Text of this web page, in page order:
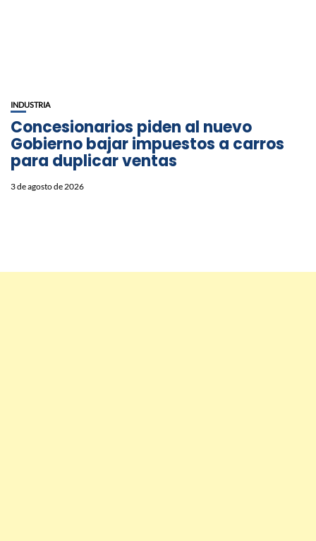
INDUSTRIA
Concesionarios piden al nuevo
Gobierno bajar impuestos a carros
para duplicar ventas
3 de agosto de 2026